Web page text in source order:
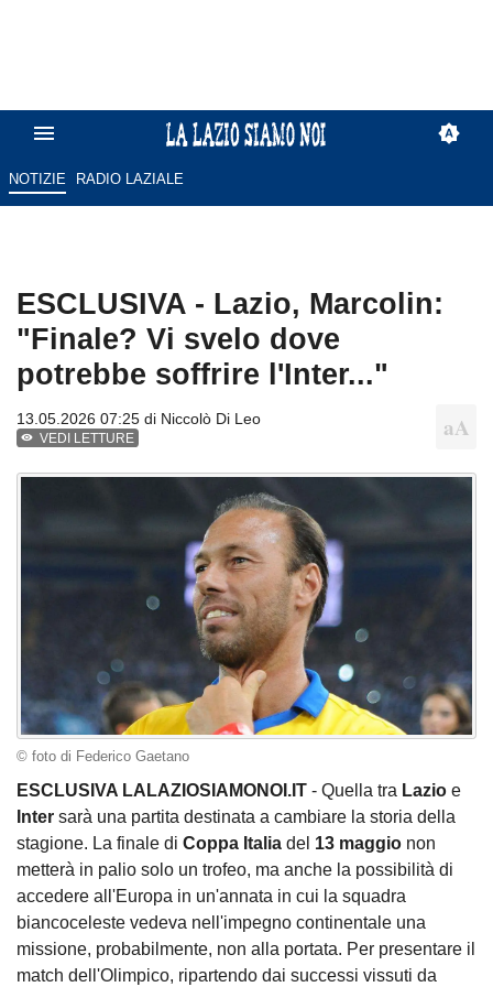
NOTIZIE RADIO LAZIALE
ESCLUSIVA - Lazio, Marcolin:
"Finale? Vi svelo dove
potrebbe soffrire l'Inter..."
13.05.2026 07:25 di Niccolò Di Leo
VEDI LETTURE
© foto di Federico Gaetano
ESCLUSIVA LALAZIOSIAMONOI.IT - Quella tra Lazio e
Inter sarà una partita destinata a cambiare la storia della
stagione. La finale di Coppa Italia del 13 maggio non
metterà in palio solo un trofeo, ma anche la possibilità di
accedere all'Europa in un'annata in cui la squadra
biancoceleste vedeva nell'impegno continentale una
missione, probabilmente, non alla portata. Per presentare il
match dell'Olimpico, ripartendo dai successi vissuti da